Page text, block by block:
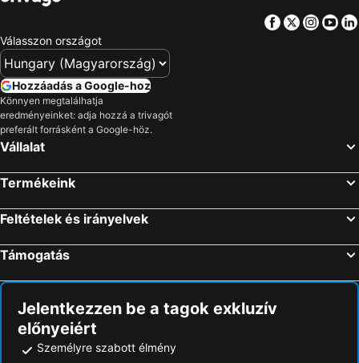
Facebook
Twitter
Válasszon országot
Hozzáadás a Google-hoz
Könnyen megtalálhatja
eredményeinket: adja hozzá a trivagót
preferált forrásként a Google-höz.
Vállalat
Termékeink
Feltételek és irányelvek
Támogatás
Jelentkezzen be a tagok exkluzív
előnyeiért
Személyre szabott élmény